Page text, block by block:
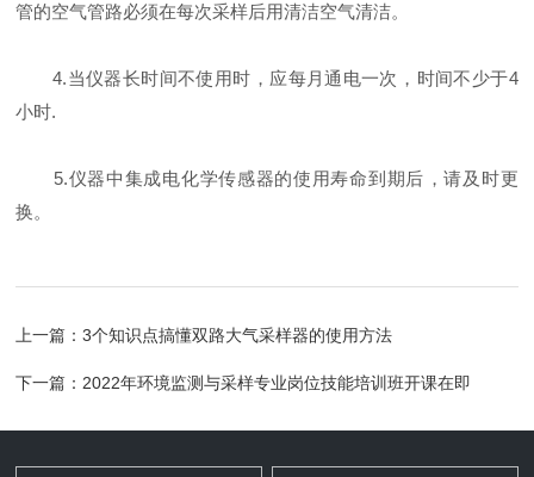
管的空气管路必须在每次采样后用清洁空气清洁。
4.当仪器长时间不使用时，应每月通电一次，时间不少于4
小时.
5.仪器中集成电化学传感器的使用寿命到期后，请及时更
换。
上一篇：3个知识点搞懂双路大气采样器的使用方法
下一篇： 2022年环境监测与采样专业岗位技能培训班开课在即